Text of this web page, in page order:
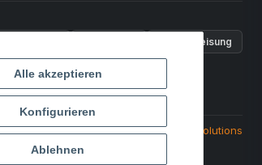
Alle akzeptieren
Konfigurieren
Ablehnen
Überweisung
Powered byMD IT Solutions